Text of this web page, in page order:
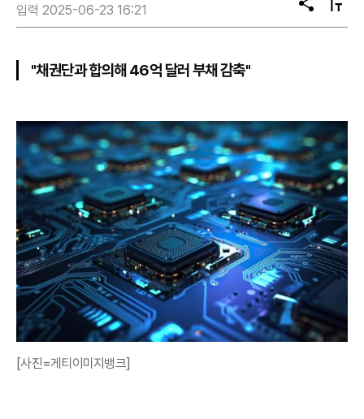
입력 2025-06-23 16:21
공
유
텍
스
"채권단과 합의해 46억 달러 부채 감축"
[사진=게티이미지뱅크]